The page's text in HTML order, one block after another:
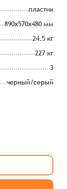
пластик
890x570x480 мм
24.5 кг
227 кг
3
черный/серый